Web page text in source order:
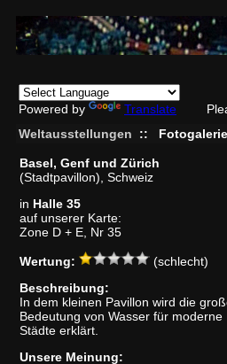
Powered by Translate
Weltausstellungen
::
Basel, Genf und Zürich
(Stadtpavillon), Schweiz
in Halle 35
auf unserer Karte:
Zone D + E, Nr 35
Wertung:
(schlecht)
Beschreibung:
In dem kleinen Pavillon wird die
Bedeutung von Wasser für moderne
Städte erklärt.
Unsere Meinung: